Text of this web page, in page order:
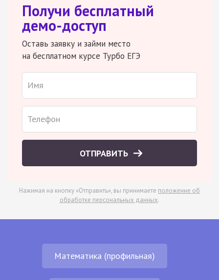
Получи бесплатный
демо-доступ
Оставь заявку и займи место
на бесплатном курсе Турбо ЕГЭ
ОТПРАВИТЬ
Нажимая на кнопку «Отправить», вы принимаете положение об
обработке персональных данных.
Математика (профильная)